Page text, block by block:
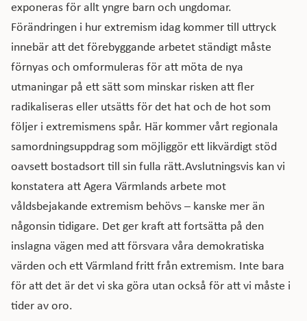
exponeras för allt yngre barn och ungdomar.
Förändringen i hur extremism idag kommer till uttryck
innebär att det förebyggande arbetet ständigt måste
förnyas och omformuleras för att möta de nya
utmaningar på ett sätt som minskar risken att fler
radikaliseras eller utsätts för det hat och de hot som
följer i extremismens spår. Här kommer vårt regionala
samordningsuppdrag som möjliggör ett likvärdigt stöd
oavsett bostadsort till sin fulla rätt.Avslutningsvis kan vi
konstatera att Agera Värmlands arbete mot
våldsbejakande extremism behövs – kanske mer än
någonsin tidigare. Det ger kraft att fortsätta på den
inslagna vägen med att försvara våra demokratiska
värden och ett Värmland fritt från extremism. Inte bara
för att det är det vi ska göra utan också för att vi måste i
tider av oro.